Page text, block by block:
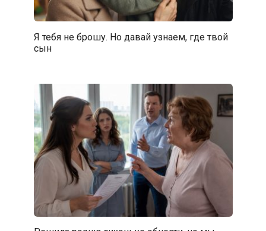
Я тебя не брошу. Но давай узнаем, где твой
сын